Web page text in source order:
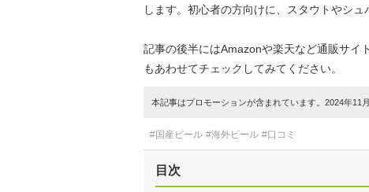
します。初心者の方向けに、スタウトやシ
記事の後半にはAmazonや楽天など通販サイ
もあわせてチェックしてみてください。
本記事はプロモーションが含まれています。2024年11
#国産ビール #海外ビール #口コミ
目次